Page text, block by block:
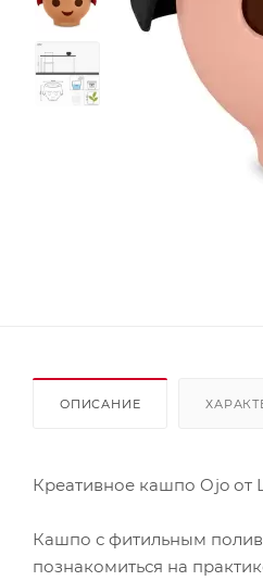
ОПИСАНИЕ
Креативное кашпо Ojo от
Кашпо с фитильным
познакомиться на